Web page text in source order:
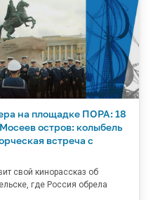
на площадке ПОРА: 18
остров: колыбель
встреча с
свой кинорассказ об
где Россия обрела